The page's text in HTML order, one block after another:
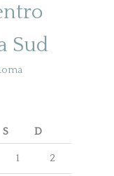
Sud
S D
1 2